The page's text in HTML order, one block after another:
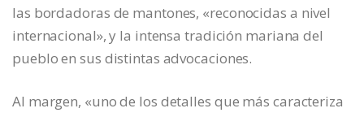
las bordadoras de mantones, «reconocidas a nivel
internacional», y la intensa tradición mariana del
pueblo en sus distintas advocaciones.
Al margen, «uno de los detalles que más caracteriza